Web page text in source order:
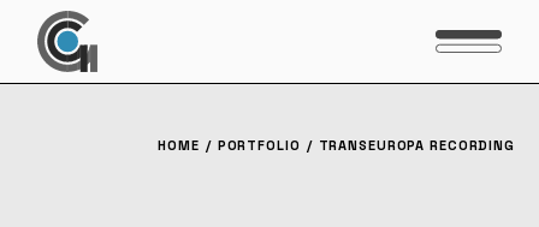
HOME PORTFOLIO TRANSEUROPA RECORDING